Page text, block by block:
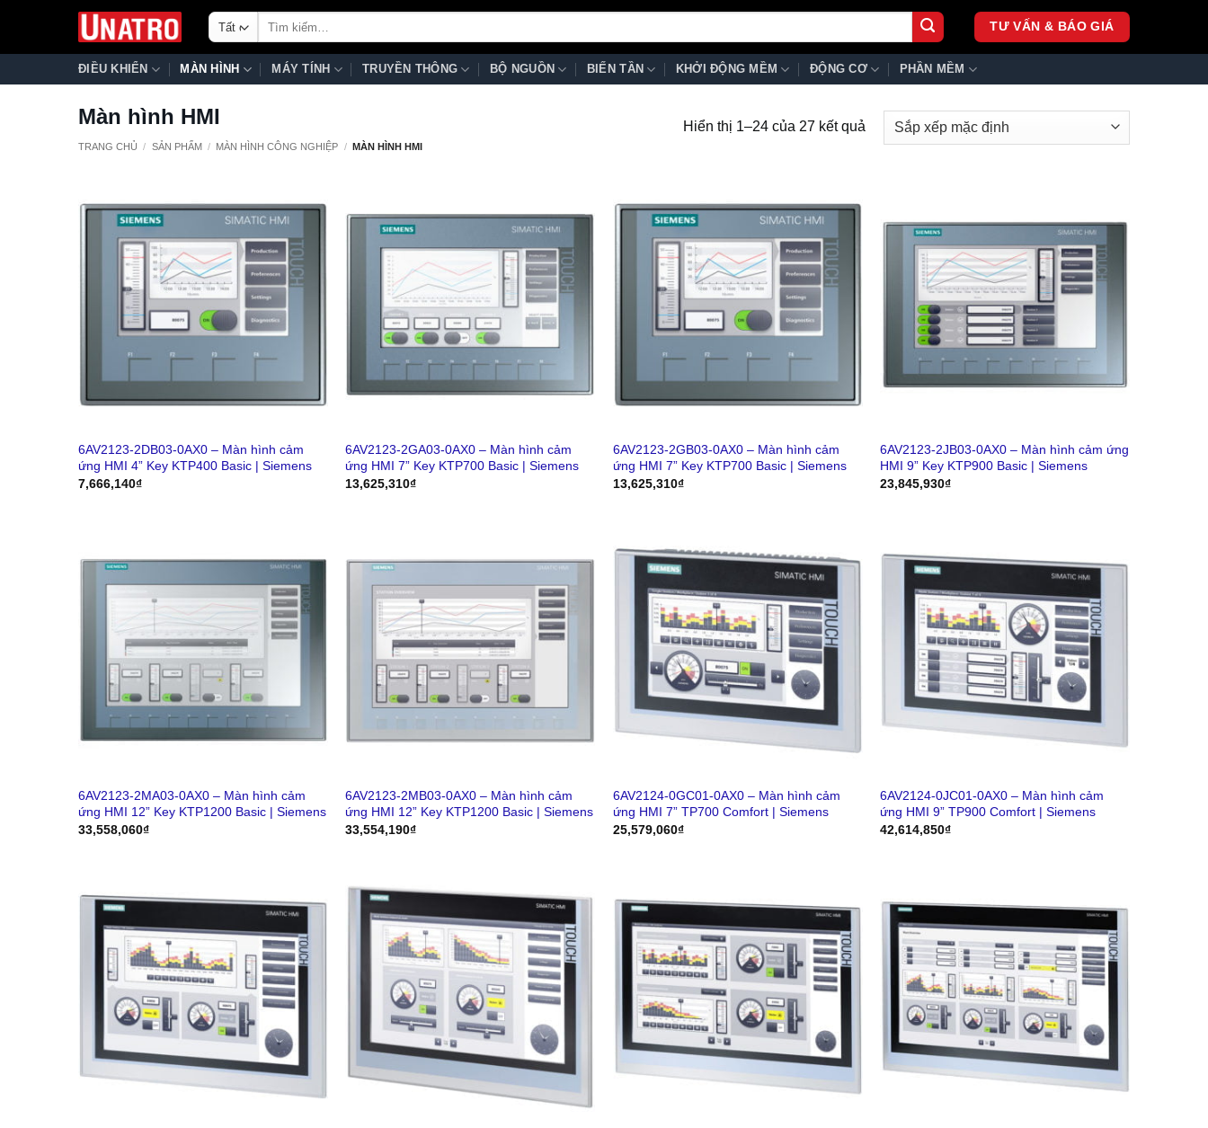
nội
TƯ VẤN & BÁO GIÁ
ĐIỀU KHIỂN MÀN HÌNH MÁY TÍNH TRUYỀN THÔNG BỘ NGUỒN BIẾN TẦN KHỞI ĐỘNG MỀM ĐỘNG CƠ PHẦN MỀM
Màn hình HMI
TRANG CHỦ / SẢN PHẨM / MÀN HÌNH CÔNG NGHIỆP / MÀN HÌNH HMI
Hiển thị 1–24 của 27 kết quả
6AV2123-2DB03-0AX0 – Màn hình cảm
ứng HMI 4” Key KTP400 Basic | Siemens
7,666,140₫
6AV2123-2GA03-0AX0 – Màn hình cảm
ứng HMI 7” Key KTP700 Basic | Siemens
13,625,310₫
6AV2123-2GB03-0AX0 – Màn hình cảm
ứng HMI 7” Key KTP700 Basic | Siemens
13,625,310₫
6AV2123-2JB03-0AX0 – Màn hình cảm ứng
HMI 9” Key KTP900 Basic | Siemens
23,845,930₫
6AV2123-2MA03-0AX0 – Màn hình cảm
ứng HMI 12” Key KTP1200 Basic | Siemens
33,558,060₫
6AV2123-2MB03-0AX0 – Màn hình cảm
ứng HMI 12” Key KTP1200 Basic | Siemens
33,554,190₫
6AV2124-0GC01-0AX0 – Màn hình cảm
ứng HMI 7” TP700 Comfort | Siemens
25,579,060₫
6AV2124-0JC01-0AX0 – Màn hình cảm
ứng HMI 9” TP900 Comfort | Siemens
42,614,850₫